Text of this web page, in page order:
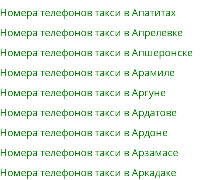
Номера телефонов такси в Апатитах
Номера телефонов такси в Апрелевке
Номера телефонов такси в Апшеронске
Номера телефонов такси в Арамиле
Номера телефонов такси в Аргуне
Номера телефонов такси в Ардатове
Номера телефонов такси в Ардоне
Номера телефонов такси в Арзамасе
Номера телефонов такси в Аркадаке